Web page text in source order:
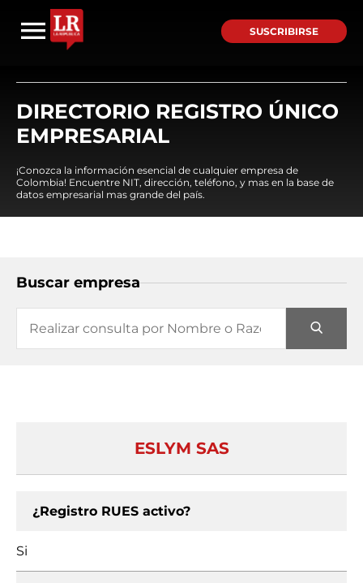
SUSCRIBIRSE
DIRECTORIO REGISTRO ÚNICO
EMPRESARIAL
¡Conozca la información esencial de cualquier empresa de
Colombia! Encuentre NIT, dirección, teléfono, y mas en la base de
datos empresarial mas grande del país.
Buscar empresa
ESLYM SAS
¿Registro RUES activo?
Si